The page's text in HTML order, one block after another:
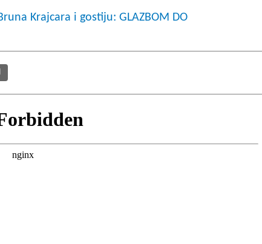
Krajcara i gostiju: GLAZBOM DO